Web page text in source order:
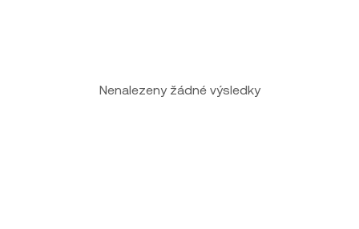
Nenalezeny žádné výsledky